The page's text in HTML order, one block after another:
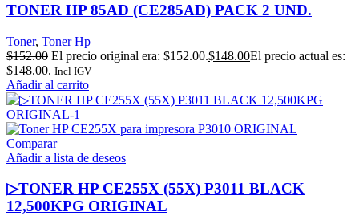
TONER HP 85AD (CE285AD) PACK 2 UND.
Toner, Toner Hp
$152.00 El precio original era: $152.00.$148.00El precio actual es:
$148.00. Incl IGV
Añadir al carrito
Comparar
Añadir a lista de deseos
▷TONER HP CE255X (55X) P3011 BLACK
12,500KPG ORIGINAL